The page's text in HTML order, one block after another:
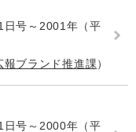
号～2001年（平
報ブランド推進課
号～2000年（平